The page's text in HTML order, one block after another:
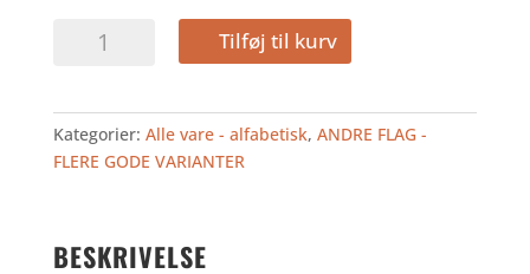
CAMEROUN
I
PAPIR
antal
Tilføj til kurv
Kategorier: Alle vare - alfabetisk, ANDRE FLAG -
FLERE GODE VARIANTER
BESKRIVELSE